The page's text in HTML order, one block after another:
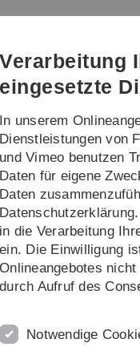
erhöhtem
auch die Grundlage
werden den
Plattformen,
Verarbeitung
eingesetzte
In unserem
Dienstleistungen von
und Vimeo benutzen
Daten für eigene
Daten
in die Verarbeitung
ein. Die Einwilligung
Onlineangebotes
durch Aufruf des
Notwendige